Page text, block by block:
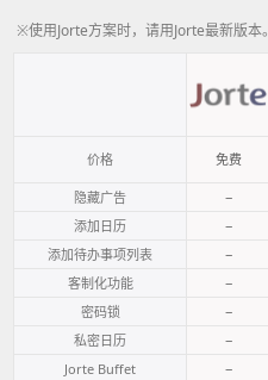
※使用Jorte方案时，请用Jorte最新版本。
价格 免费
隐藏广告
−
添加日历
−
添加待办事项列表
−
客制化功能
−
密码锁
−
私密日历
−
Jorte Buffet
−